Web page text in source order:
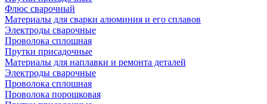
Флюс сварочный
Материалы для сварки алюминия и его сплавов
Электроды сварочные
Проволока сплошная
Прутки присадочные
Материалы для наплавки и ремонта деталей
Электроды сварочные
Проволока сплошная
Проволока порошковая